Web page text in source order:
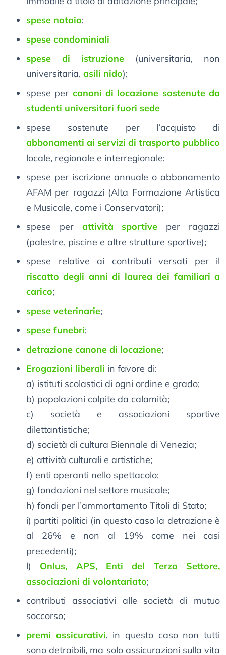
spese notaio;
spese condominiali
spese di istruzione (universitaria, non
universitaria, asili nido);
spese per canoni di locazione sostenute da
studenti universitari fuori sede
spese sostenute per l’acquisto di
abbonamenti ai servizi di trasporto pubblico
locale, regionale e interregionale;
spese per iscrizione annuale o abbonamento
AFAM per ragazzi (Alta Formazione Artistica
e Musicale, come i Conservatori);
spese per attività sportive per ragazzi
(palestre, piscine e altre strutture sportive);
spese relative ai contributi versati per il
riscatto degli anni di laurea dei familiari a
carico;
spese veterinarie;
spese funebri;
detrazione canone di locazione;
Erogazioni liberali in favore di:
a) istituti scolastici di ogni ordine e grado;
b) popolazioni colpite da calamità;
c) società e associazioni sportive
dilettantistiche;
d) società di cultura Biennale di Venezia;
e) attività culturali e artistiche;
f) enti operanti nello spettacolo;
g) fondazioni nel settore musicale;
h) fondi per l’ammortamento Titoli di Stato;
i) partiti politici (in questo caso la detrazione è
al 26% e non al 19% come nei casi
precedenti);
l) Onlus, APS, Enti del Terzo Settore,
associazioni di volontariato;
contributi associativi alle società di mutuo
soccorso;
premi assicurativi, in questo caso non tutti
sono detraibili, ma solo assicurazioni sulla vita